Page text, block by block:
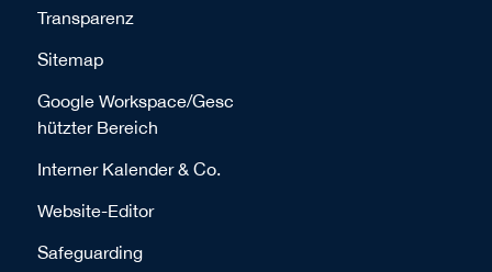
Transparenz
Sitemap
Google Workspace/Gesc
hützter Bereich
Interner Kalender & Co.
Website-Editor
Safeguarding